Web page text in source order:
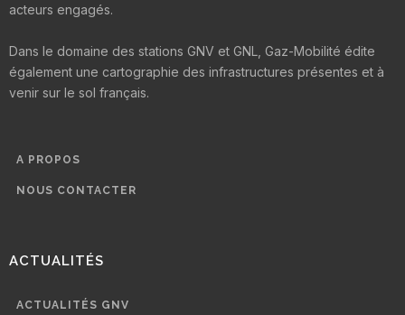
acteurs engagés.
Dans le domaine des stations GNV et GNL, Gaz-Mobilité édite
également une cartographie des infrastructures présentes et à
venir sur le sol français.
A PROPOS
NOUS CONTACTER
ACTUALITÉS
ACTUALITÉS GNV